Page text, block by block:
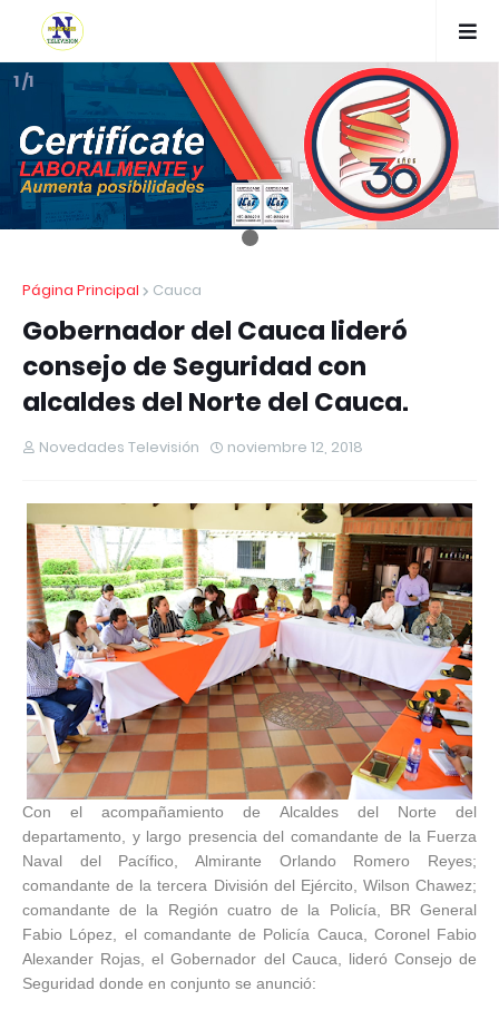
1 /1
Página Principal Cauca
Gobernador del Cauca lideró
consejo de Seguridad con
alcaldes del Norte del Cauca.
Novedades Televisión noviembre 12, 2018
Con el acompañamiento de Alcaldes del Norte del
departamento, y largo presencia del comandante de la Fuerza
Naval del Pacífico, Almirante Orlando Romero Reyes;
comandante de la tercera División del Ejército, Wilson Chawez;
comandante de la Región cuatro de la Policía, BR General
Fabio López, el comandante de Policía Cauca, Coronel Fabio
Alexander Rojas, el Gobernador del Cauca, lideró Consejo de
Seguridad donde en conjunto se anunció: